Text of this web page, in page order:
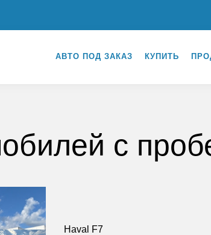
АВТО ПОД ЗАКАЗ КУПИТЬ
с
Haval F7